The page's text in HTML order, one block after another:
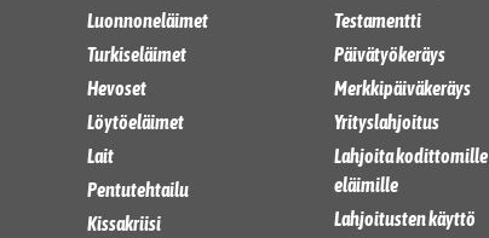
Luonnoneläimet
Turkiseläimet
Hevoset
Löytöeläimet
Lait
Pentutehtailu
Kissakriisi
Testamentti
Päivätyökeräys
Merkkipäiväkeräys
Yrityslahjoitus
Lahjoita kodittomille
eläimille
Lahjoitusten käyttö